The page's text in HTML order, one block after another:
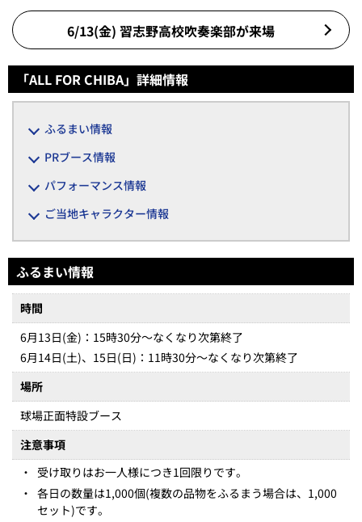
6/13(金) 習志野高校吹奏楽部が来場
「ALL FOR CHIBA」詳細情報
ふるまい情報
PRブース情報
パフォーマンス情報
ご当地キャラクター情報
ふるまい情報
時間
6月13日(金)：15時30分～なくなり次第終了
6月14日(土)、15日(日)：11時30分～なくなり次第終了
場所
球場正面特設ブース
注意事項
・
受け取りはお一人様につき1回限りです。
・ 各日の数量は1,000個(複数の品物をふるまう場合は、1,000
セット)です。